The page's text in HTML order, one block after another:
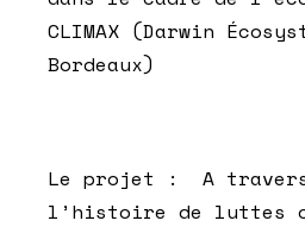
CLIMAX (Darwin
Bordeaux)
Le projet : A
l’histoire de luttes